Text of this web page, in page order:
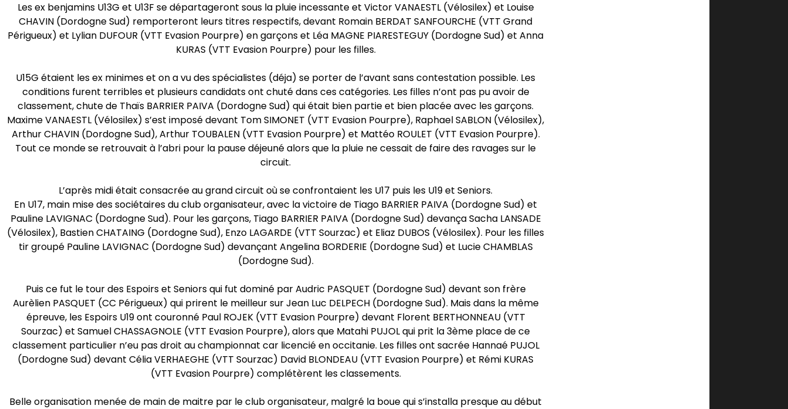
Les ex benjamins U13G et U13F se départageront sous la pluie incessante et Victor VANAESTL (Vélosilex) et Louise
CHAVIN (Dordogne Sud) remporteront leurs titres respectifs, devant Romain BERDAT SANFOURCHE (VTT Grand
Périgueux) et Lylian DUFOUR (VTT Evasion Pourpre) en garçons et Léa MAGNE PIARESTEGUY (Dordogne Sud) et Anna
KURAS (VTT Evasion Pourpre) pour les filles.
U15G étaient les ex minimes et on a vu des spécialistes (déja) se porter de l’avant sans contestation possible. Les
conditions furent terribles et plusieurs candidats ont chuté dans ces catégories. Les filles n’ont pas pu avoir de
classement, chute de Thaïs BARRIER PAIVA (Dordogne Sud) qui était bien partie et bien placée avec les garçons.
Maxime VANAESTL (Vélosilex) s’est imposé devant Tom SIMONET (VTT Evasion Pourpre), Raphael SABLON (Vélosilex),
Arthur CHAVIN (Dordogne Sud), Arthur TOUBALEN (VTT Evasion Pourpre) et Mattéo ROULET (VTT Evasion Pourpre).
Tout ce monde se retrouvait à l’abri pour la pause déjeuné alors que la pluie ne cessait de faire des ravages sur le
circuit.
L’après midi était consacrée au grand circuit où se confrontaient les U17 puis les U19 et Seniors.
En U17, main mise des sociétaires du club organisateur, avec la victoire de Tiago BARRIER PAIVA (Dordogne Sud) et
Pauline LAVIGNAC (Dordogne Sud). Pour les garçons, Tiago BARRIER PAIVA (Dordogne Sud) devança Sacha LANSADE
(Vélosilex), Bastien CHATAING (Dordogne Sud), Enzo LAGARDE (VTT Sourzac) et Eliaz DUBOS (Vélosilex). Pour les filles
tir groupé Pauline LAVIGNAC (Dordogne Sud) devançant Angelina BORDERIE (Dordogne Sud) et Lucie CHAMBLAS
(Dordogne Sud).
Puis ce fut le tour des Espoirs et Seniors qui fut dominé par Audric PASQUET (Dordogne Sud) devant son frère
Aurèlien PASQUET (CC Périgueux) qui prirent le meilleur sur Jean Luc DELPECH (Dordogne Sud). Mais dans la même
épreuve, les Espoirs U19 ont couronné Paul ROJEK (VTT Evasion Pourpre) devant Florent BERTHONNEAU (VTT
Sourzac) et Samuel CHASSAGNOLE (VTT Evasion Pourpre), alors que Matahi PUJOL qui prit la 3ème place de ce
classement particulier n’eu pas droit au championnat car licencié en occitanie. Les filles ont sacrée Hannaé PUJOL
(Dordogne Sud) devant Célia VERHAEGHE (VTT Sourzac) David BLONDEAU (VTT Evasion Pourpre) et Rémi KURAS
(VTT Evasion Pourpre) complétèrent les classements.
Belle organisation menée de main de maitre par le club organisateur, malgré la boue qui s’installa presque au début